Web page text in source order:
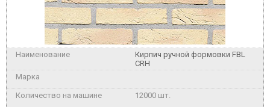
Кирпич ручной формовки FBL
CRH
12000 шт.